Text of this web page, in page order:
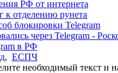
РФ от интернета
к отделению рунета
блокировки Telegram
через Telegram -
в РФ
, ЕСПЧ
необходимый текст и